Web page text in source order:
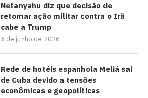
Netanyahu diz que decisão de
retomar ação militar contra o Irã
cabe a Trump
3 de junho de 2026
Rede de hotéis espanhola Meliá sai
de Cuba devido a tensões
econômicas e geopolíticas